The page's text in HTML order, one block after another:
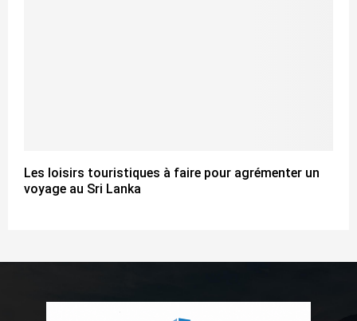
Les loisirs touristiques à faire pour agrémenter un
voyage au Sri Lanka